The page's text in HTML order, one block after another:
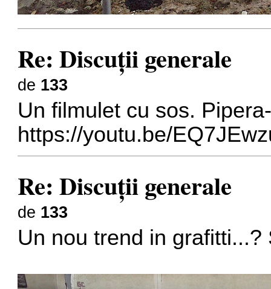
Re: Discuţii generale
de 133
Un filmulet cu sos.
https://youtu.be/
Re: Discuţii generale
de 133
Un nou trend in